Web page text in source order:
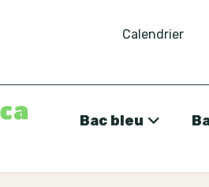
Calendrier
Bac bleu